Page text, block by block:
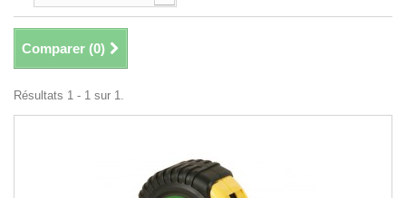
Comparer (0)
Résultats 1 - 1 sur 1.